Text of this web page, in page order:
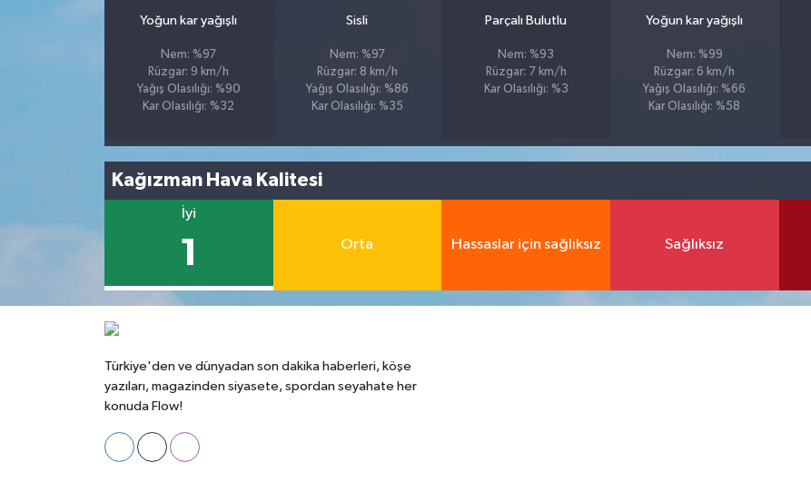
Yoğun kar yağışlı
Nem: %97
Rüzgar: 9 km/h
Yağış Olasılığı: %90
Kar Olasılığı: %32
Sisli
Nem: %97
Rüzgar: 8 km/h
Yağış Olasılığı: %86
Kar Olasılığı: %35
Parçalı Bulutlu
Nem: %93
Rüzgar: 7 km/h
Kar Olasılığı: %3
Yoğun kar yağışlı
Nem: %99
Rüzgar: 6 km/h
Yağış Olasılığı: %66
Kar Olasılığı: %58
Kağızman Hava Kalitesi
İyi
1 Orta Hassaslar için sağlıksız Sağlıksız
Türkiye'den ve dünyadan son dakika haberleri, köşe
yazıları, magazinden siyasete, spordan seyahate her
konuda Flow!